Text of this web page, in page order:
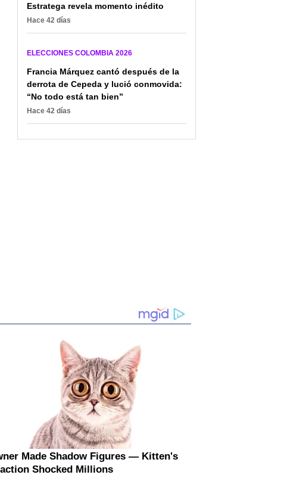
Estratega revela momento inédito
Hace 42 días
ELECCIONES COLOMBIA 2026
Francia Márquez cantó después de la
derrota de Cepeda y lució conmovida:
“No todo está tan bien”
Hace 42 días